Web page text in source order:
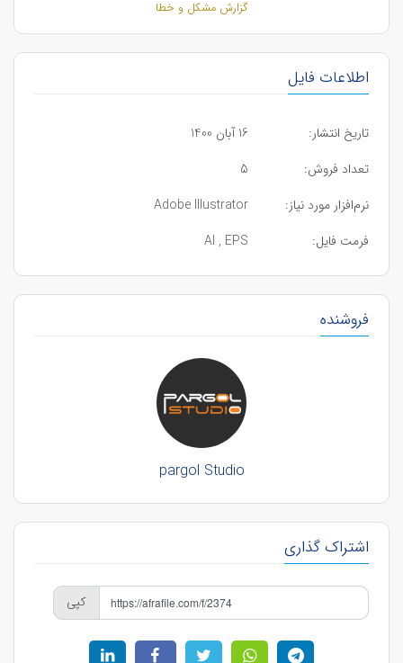
گزارش مشکل و خطا
اطلاعات فایل
تاریخ انتشار:
16 آبان 1400
تعداد فروش:
5
نرم‌افزار مورد نیاز:
Adobe Illustrator
فرمت فایل:
AI , EPS
فروشنده
pargol Studio
اشتراک گذاری
کپی